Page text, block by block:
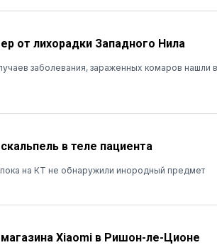
от лихорадки Западного Нила
заболевания, зараженных комаров нашли
в теле пациента
на КТ не обнаружили инородный предмет
Xiaomi в Ришон-ле-Ционе